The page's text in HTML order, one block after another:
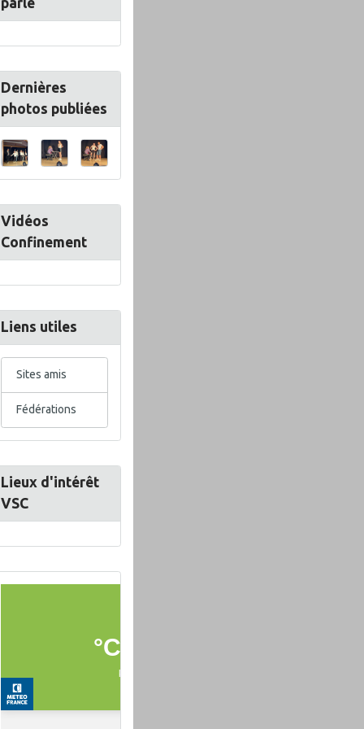
Dernières
photos publiées
Vidéos
Confinement
Liens utiles
Sites amis
Fédérations
Lieux d'intérêt
VSC